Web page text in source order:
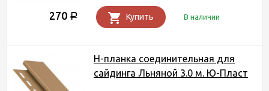
270 Р Купить В наличии
Н-планка соединительная для
сайдинга Льняной 3.0 м. Ю-Пласт